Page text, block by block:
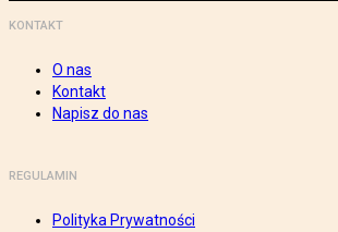
KONTAKT
O nas
Kontakt
Napisz do nas
REGULAMIN
Polityka Prywatności